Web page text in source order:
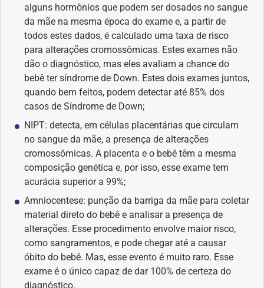
Saúde dos Dentes
Saúde dos olhos
Saúde dos ouvidos
Saúde dos rins
Síndrome de Down
Sono
SUS
Urgências
alguns hormônios que podem ser dosados no sangue
da mãe na mesma época do exame e, a partir de
todos estes dados, é calculado uma taxa de risco
para alterações cromossômicas. Estes exames não
dão o diagnóstico, mas eles avaliam a chance do
bebê ter síndrome de Down. Estes dois exames juntos,
quando bem feitos, podem detectar até 85% dos
casos de Síndrome de Down;
NIPT: detecta, em células placentárias que circulam
no sangue da mãe, a presença de alterações
cromossômicas. A placenta e o bebê têm a mesma
composição genética e, por isso, esse exame tem
acurácia superior a 99%;
Amniocentese: punção da barriga da mãe para coletar
material direto do bebê e analisar a presença de
alterações. Esse procedimento envolve maior risco,
como sangramentos, e pode chegar até a causar
óbito do bebê. Mas, esse evento é muito raro. Esse
exame é o único capaz de dar 100% de certeza do
diagnóstico.